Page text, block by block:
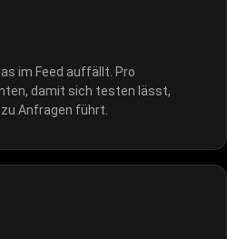
im Feed auffällt. Pro
damit sich testen lässt,
Anfragen führt.